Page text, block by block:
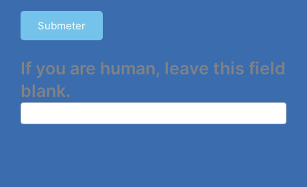
Submeter
If you are human, leave this field
blank.